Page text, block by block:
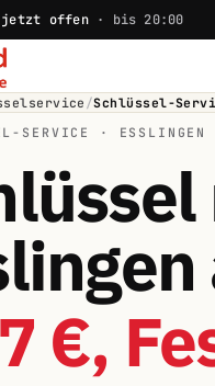
jetzt offen· bis 20:00
/Schlüssel-
SERVICE · ESSLINGEN
€,